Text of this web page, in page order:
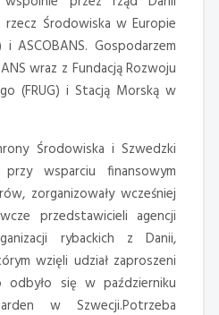
rzecz Środowiska w Europie
ASCOBANS. Gospodarzem
wraz z Fundacją Rozwoju
(FRUG) i Stacją Morską w
Środowiska i Szwedzki
przy wsparciu finansowym
zorganizowały wcześniej
przedstawicieli agencji
rybackich z Danii,
wzięli udział zaproszeni
się w październiku
w Szwecji.Potrzeba